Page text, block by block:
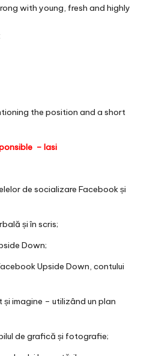
with young, fresh and highly
the position and a short
– Iasi
de socializare Facebook și
și în scris;
Down;
Upside Down, contului
imagine – utilizând un plan
de grafică și fotografie;